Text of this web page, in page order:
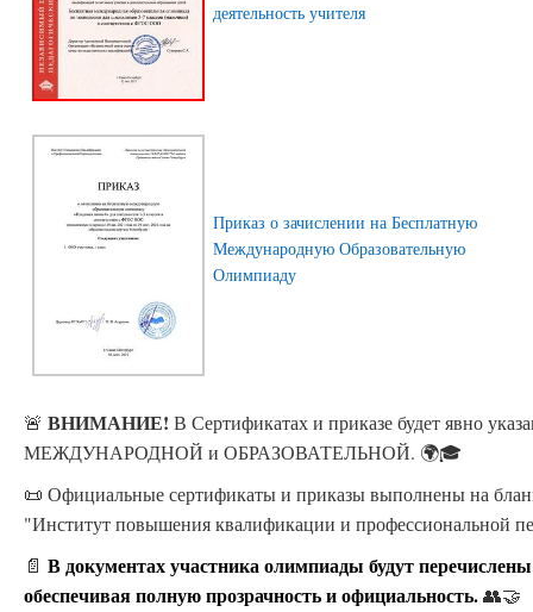
деятельность учителя
Приказ о зачислении на Бесплатную
Международную Образовательную
Олимпиаду
🚨 ВНИМАНИЕ! В Сертификатах и приказе будет явно
МЕЖДУНАРОДНОЙ и ОБРАЗОВАТЕЛЬНОЙ. 🌍🎓
📜 Официальные сертификаты и приказы выполнены на
"Институт повышения квалификации и профессиональной
📄 В документах участника олимпиады будут
обеспечивая полную прозрачность и официальность.👥🤝